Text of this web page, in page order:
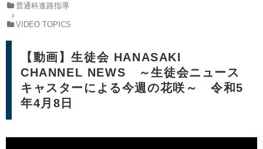
普通科進路指導
VIDEO TOPICS
【動画】生徒会 HANASAKI
CHANNEL NEWS ～生徒会ニュース
キャスターによる今週の花咲～ 令和5
年4月8日